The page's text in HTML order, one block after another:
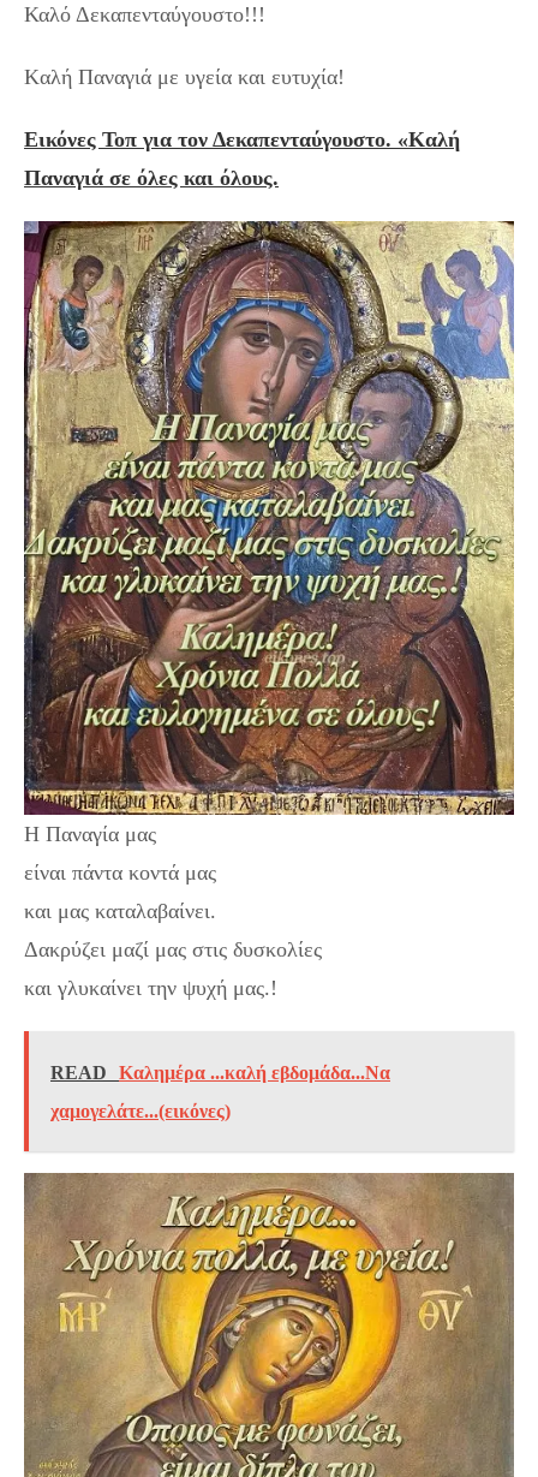
Καλό Δεκαπενταύγουστο!!!
Kαλή Παναγιά με υγεία και ευτυχία!
Εικόνες Τοπ για τον Δεκαπενταύγουστο. «Καλή
Παναγιά σε όλες και όλους.
Η Παναγία μας
είναι πάντα κοντά μας
και μας καταλαβαίνει.
Δακρύζει μαζί μας στις δυσκολίες
και γλυκαίνει την ψυχή μας.!
READ
Καλημέρα ...καλή εβδομάδα...Να
χαμογελάτε...(εικόνες)